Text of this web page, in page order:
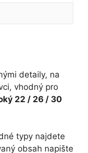
22
množství
detaily, na
vhodný pro
22 / 26 / 30
typy najdete
obsah napište